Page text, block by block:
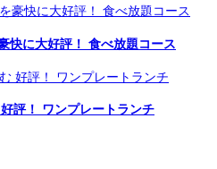
快に大好評！ 食べ放題コース
評！ ワンプレートランチ